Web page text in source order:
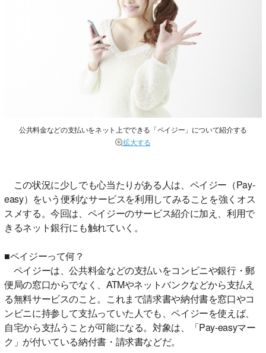
公共料金などの支払いをネット上でできる「ペイジー」について紹介する
拡大する
この状況に少しでも心当たりがある人は、ペイジー（Pay-
easy）をいう便利なサービスを利用してみることを強くオス
スメする。今回は、ペイジーのサービス紹介に加え、利用で
きるネット銀行にも触れていく。
■ペイジーって何？
ペイジーは、公共料金などの支払いをコンビニや銀行・郵
便局の窓口からでなく、ATMやネットバンクなどから支払え
る無料サービスのこと。これまで請求書や納付書を窓口やコ
ンビニに持参して支払っていた人でも、ペイジーを使えば、
自宅から支払うことが可能になる。対象は、「Pay-easyマー
ク」が付いている納付書・請求書などだ。